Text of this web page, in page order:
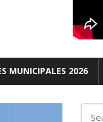
MUNICIPALES 2026